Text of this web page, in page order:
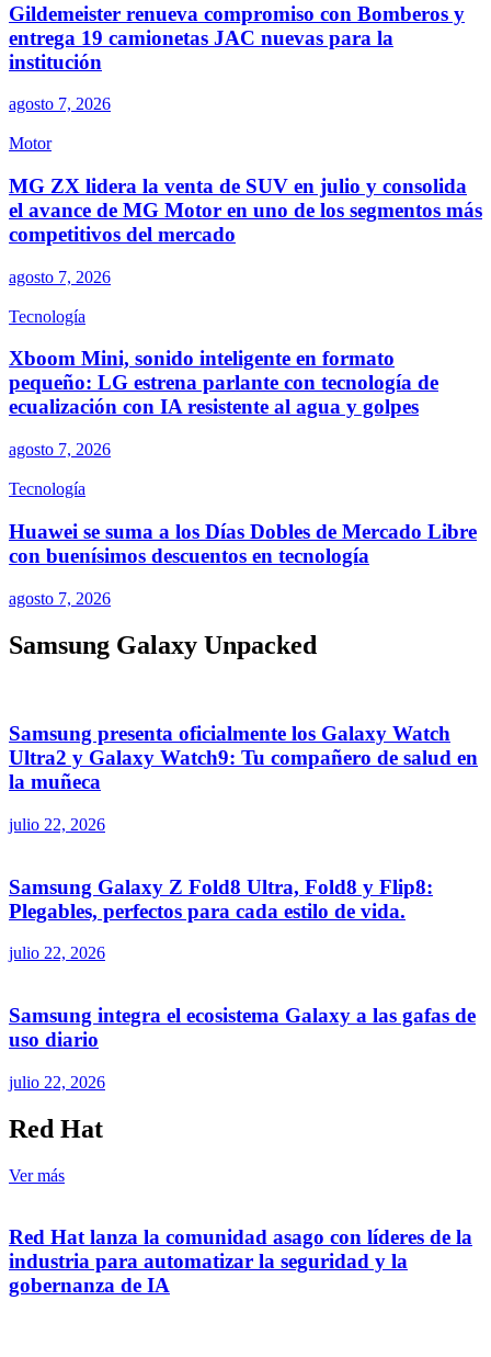
Gildemeister renueva compromiso con Bomberos y
entrega 19 camionetas JAC nuevas para la
institución
agosto 7, 2026
Motor
MG ZX lidera la venta de SUV en julio y consolida
el avance de MG Motor en uno de los segmentos más
competitivos del mercado
agosto 7, 2026
Tecnología
Xboom Mini, sonido inteligente en formato
pequeño: LG estrena parlante con tecnología de
ecualización con IA resistente al agua y golpes
agosto 7, 2026
Tecnología
Huawei se suma a los Días Dobles de Mercado Libre
con buenísimos descuentos en tecnología
agosto 7, 2026
Samsung Galaxy Unpacked
Samsung presenta oficialmente los Galaxy Watch
Ultra2 y Galaxy Watch9: Tu compañero de salud en
la muñeca
julio 22, 2026
Samsung Galaxy Z Fold8 Ultra, Fold8 y Flip8:
Plegables, perfectos para cada estilo de vida.
julio 22, 2026
Samsung integra el ecosistema Galaxy a las gafas de
uso diario
julio 22, 2026
Red Hat
Ver más
Red Hat lanza la comunidad asago con líderes de la
industria para automatizar la seguridad y la
gobernanza de IA